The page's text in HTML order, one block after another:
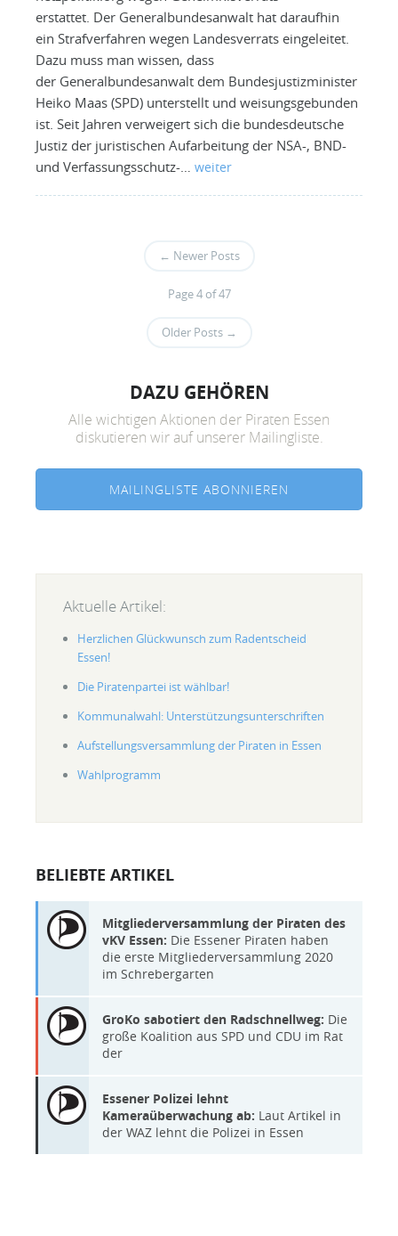
erstattet. Der Generalbundesanwalt hat daraufhin
ein Strafverfahren wegen Landesverrats eingeleitet.
Dazu muss man wissen, dass
der Generalbundesanwalt dem Bundesjustizminister
Heiko Maas (SPD) unterstellt und weisungsgebunden
ist. Seit Jahren verweigert sich die bundesdeutsche
Justiz der juristischen Aufarbeitung der NSA-, BND-
und Verfassungsschutz-…weiter
← Newer Posts
Page 4 of 47
Older Posts →
DAZU GEHÖREN
Alle wichtigen Aktionen der Piraten Essen
diskutieren wir auf unserer Mailingliste.
MAILINGLISTE ABONNIEREN
Aktuelle Artikel:
Herzlichen Glückwunsch zum Radentscheid
Essen!
Die Piratenpartei ist wählbar!
Kommunalwahl: Unterstützungsunterschriften
Aufstellungsversammlung der Piraten in Essen
Wahlprogramm
BELIEBTE ARTIKEL
Mitgliederversammlung der Piraten des
vKV Essen: Die Essener Piraten haben
die erste Mitgliederversammlung 2020
im Schrebergarten
GroKo sabotiert den Radschnellweg: Die
große Koalition aus SPD und CDU im Rat
der
Essener Polizei lehnt
Kameraüberwachung ab: Laut Artikel in
der WAZ lehnt die Polizei in Essen